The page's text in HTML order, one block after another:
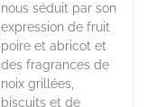
nous séduit par son
expression de fruit
poire et abricot et
des fragrances de
noix grillées,
biscuits et de